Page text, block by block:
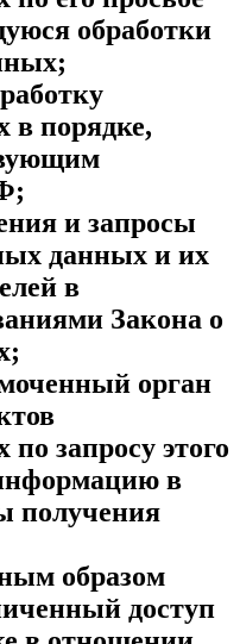
обработки
в порядке,
и запросы
данных и их
в
Закона о
орган
запросу этого
в
получения
образом
доступ